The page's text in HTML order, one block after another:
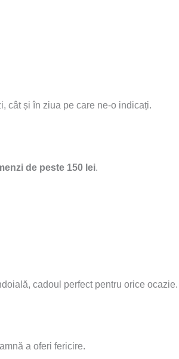
cât și în ziua pe care ne-o indicați.
de peste 150 lei.
cadoul perfect pentru orice ocazie.
a oferi fericire.